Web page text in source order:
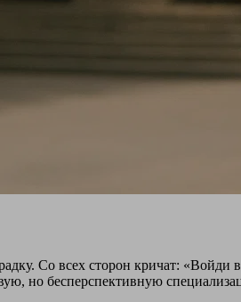
Со всех сторон кричат:
но бесперспективную